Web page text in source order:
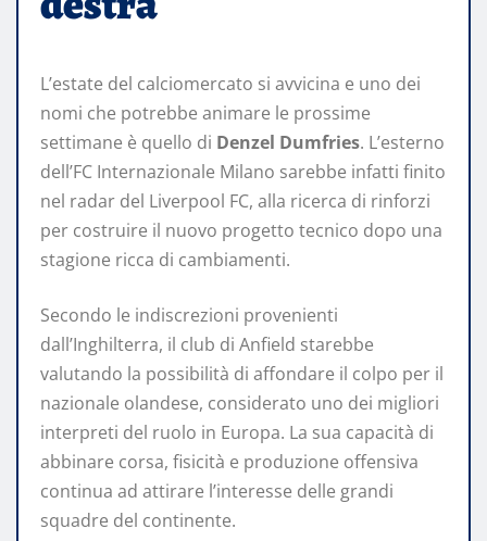
L’estate del calciomercato si avvicina e uno dei
nomi che potrebbe animare le prossime
settimane è quello di Denzel Dumfries. L’esterno
dell’FC Internazionale Milano sarebbe infatti finito
nel radar del Liverpool FC, alla ricerca di rinforzi
per costruire il nuovo progetto tecnico dopo una
stagione ricca di cambiamenti.
Secondo le indiscrezioni provenienti
dall’Inghilterra, il club di Anfield starebbe
valutando la possibilità di affondare il colpo per il
nazionale olandese, considerato uno dei migliori
interpreti del ruolo in Europa. La sua capacità di
abbinare corsa, fisicità e produzione offensiva
continua ad attirare l’interesse delle grandi
squadre del continente.